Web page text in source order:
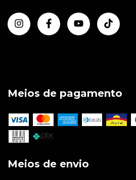
Meios de pagamento
Meios de envio